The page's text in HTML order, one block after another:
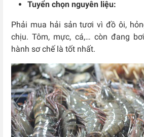
Tuyển chọn nguyên liệu:
Phải mua hải sản tươi vì đồ ôi,
chịu. Tôm, mực, cá,… còn đang
hành sơ chế là tốt nhất.